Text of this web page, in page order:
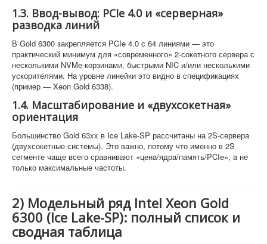
1.3. Ввод-вывод: PCIe 4.0 и «серверная»
разводка линий
В Gold 6300 закрепляется PCIe 4.0 с 64 линиями — это
практический минимум для «современного» 2-сокетного сервера с
несколькими NVMe-корзинами, быстрыми NIC и/или несколькими
ускорителями. На уровне линейки это видно в спецификациях
(пример — Xeon Gold 6338).
1.4. Масштабирование и «двухсокетная»
ориентация
Большинство Gold 63xx в Ice Lake-SP рассчитаны на 2S-сервера
(двухсокетные системы). Это важно, потому что именно в 2S
сегменте чаще всего сравнивают «цена/ядра/память/PCIe», а не
только максимальные частоты.
2) Модельный ряд Intel Xeon Gold
6300 (Ice Lake-SP): полный список и
сводная таблица